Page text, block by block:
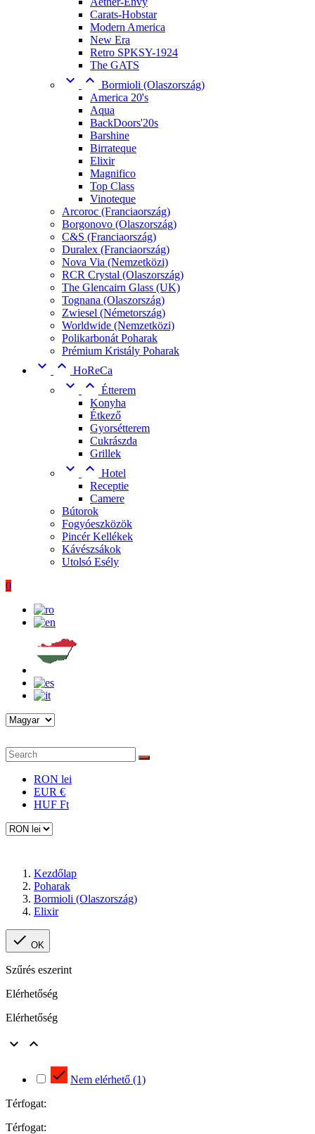
Carats-Hobstar
Modern America
New Era
Retro SPKSY-1924
The GATS
  Bormioli (Olaszország)
America 20's
Aqua
BackDoors'20s
Barshine
Birrateque
Elixir
Magnifico
Top Class
Vinoteque
Arcoroc (Franciaország)
Borgonovo (Olaszország)
C&S (Franciaország)
Duralex (Franciaország)
Nova Via (Nemzetközi)
RCR Crystal (Olaszország)
The Glencairn Glass (UK)
Tognana (Olaszország)
Zwiesel (Németország)
Worldwide (Nemzetközi)
Polikarbonát Poharak
Prémium Kristály Poharak
  HoReCa
  Étterem
Konyha
Étkező
Gyorsétterem
Cukrászda
Grillek
  Hotel
Receptie
Camere
Bútorok
Fogyóeszközök
Pincér Kellékek
Kávészsákok
Utolsó Esély
0
RON lei
EUR €
HUF Ft
Kezdőlap
Poharak
Bormioli (Olaszország)
Elixir
 OK
Szűrés eszerint
Elérhetőség
Elérhetőség


 Nem elérhető (1)
Térfogat:
Térfogat: